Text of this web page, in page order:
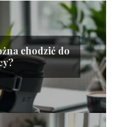
chodzić do